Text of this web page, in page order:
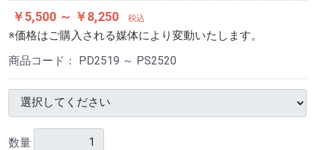
￥5,500 ～ ￥8,250 税込
※価格はご購入される媒体により変動いたします。
商品コード： PD2519 ～ PS2520
数量